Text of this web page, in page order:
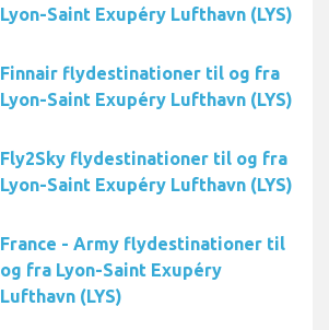
Lyon-Saint Exupéry Lufthavn (LYS)
Finnair flydestinationer til og fra
Lyon-Saint Exupéry Lufthavn (LYS)
Fly2Sky flydestinationer til og fra
Lyon-Saint Exupéry Lufthavn (LYS)
France - Army flydestinationer til
og fra Lyon-Saint Exupéry
Lufthavn (LYS)